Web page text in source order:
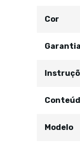
Cor
Modelo